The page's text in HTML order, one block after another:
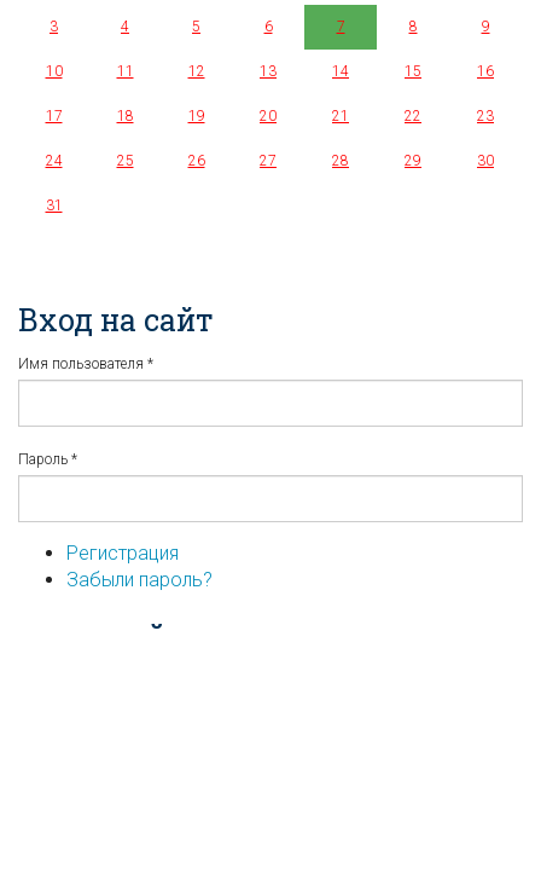
3 4 5 6 7 8 9
10 11 12 13 14 15 16
17 18 19 20 21 22 23
24 25 26 27 28 29 30
31
Вход на сайт
Имя пользователя *
Пароль *
Регистрация
Забыли пароль?
...или войдите используя